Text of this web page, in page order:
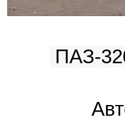
ПАЗ-